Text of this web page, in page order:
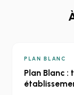
PLAN BLANC
Plan Blanc